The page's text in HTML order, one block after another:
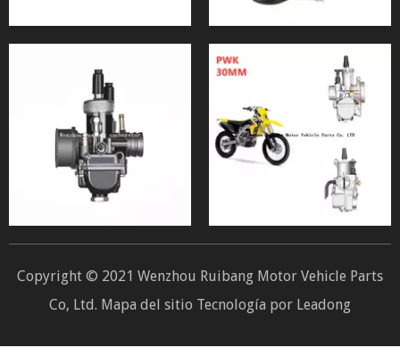
Copyright © 2021 Wenzhou Ruibang Motor Vehicle Parts
Co, Ltd. Mapa del sitio Tecnología por Leadong